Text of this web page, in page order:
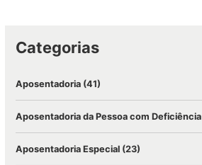
Categorias
Aposentadoria (41)
Aposentadoria da Pessoa com Deficiência
Aposentadoria Especial (23)